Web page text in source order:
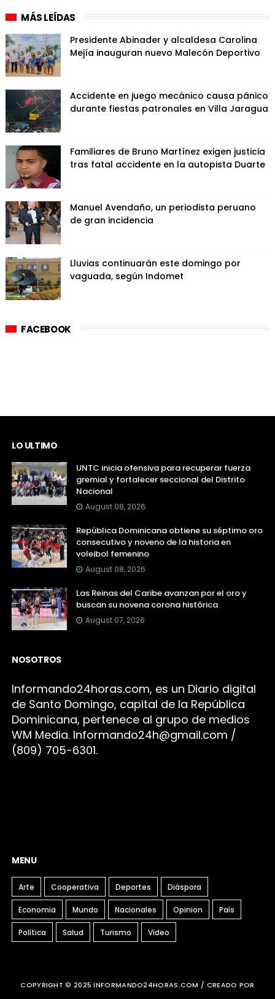
MÁS LEÍDAS
Presidente Abinader y alcaldesa Carolina
Mejía inauguran nuevo Malecón Deportivo
Accidente en juego mecánico causa pánico
durante fiestas patronales en Villa Jaragua
Familiares de Bruno Martínez exigen justicia
tras fatal accidente en la autopista Duarte
Manuel Avendaño, un periodista peruano
de gran incidencia
Lluvias continuarán este domingo por
vaguada, según Indomet
FACEBOOK
LO ULTIMO
UNTC inicia ofensiva para recuperar fuerza
gremial y fortalecer seccional del Distrito
Nacional
August 08, 2026
República Dominicana obtiene su séptimo oro
consecutivo y noveno de la historia en
voleibol femenino
August 08, 2026
Las Reinas del Caribe avanzan por el oro y
buscan su novena corona histórica
August 07, 2026
NOSOTROS
Informando24horas.com, es un Diario digital
de Santo Domingo, capital de la República
Dominicana, pertenece al grupo de medios
WM Media. Informando24h@gmail.com /
(809) 705-6301.
MENU
Arte Cooperativa Deportes Diáspora
Economia Mundo Nacionales Opinion País
Política Salud Turismo Video
COPYRIGHT © 2025 INFORMANDO24HORAS.COM / CREADO POR